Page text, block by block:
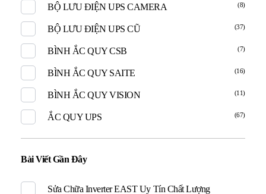
BỘ LƯU ĐIỆN UPS CAMERA (8)
BỘ LƯU ĐIỆN UPS CŨ (37)
BÌNH ẮC QUY CSB (7)
BÌNH ẮC QUY SAITE (16)
BÌNH ẮC QUY VISION (11)
ẮC QUY UPS (67)
Bài Viết Gần Đây
Sửa Chữa Inverter EAST Uy Tín Chất Lượng